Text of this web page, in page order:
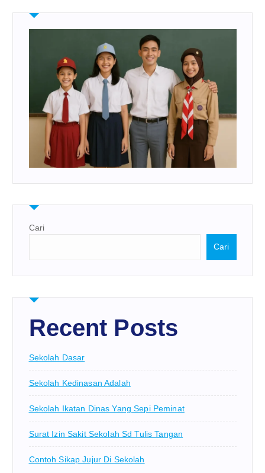
Cari
Cari
Recent Posts
Sekolah Dasar
Sekolah Kedinasan Adalah
Sekolah Ikatan Dinas Yang Sepi Peminat
Surat Izin Sakit Sekolah Sd Tulis Tangan
Contoh Sikap Jujur Di Sekolah